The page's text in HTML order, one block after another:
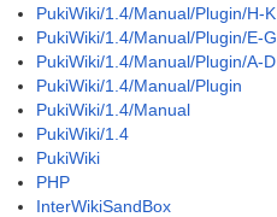
PukiWiki/1.4/Manual/Plugin/H-K
PukiWiki/1.4/Manual/Plugin/E-G
PukiWiki/1.4/Manual/Plugin/A-D
PukiWiki/1.4/Manual/Plugin
PukiWiki/1.4/Manual
PukiWiki/1.4
PukiWiki
PHP
InterWikiSandBox